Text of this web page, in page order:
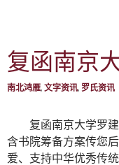
复函南京
南北鸿雁, 文字资讯, 罗氏资讯
复函南京大学罗
含书院筹备方案传您
爱、支持中华优秀传